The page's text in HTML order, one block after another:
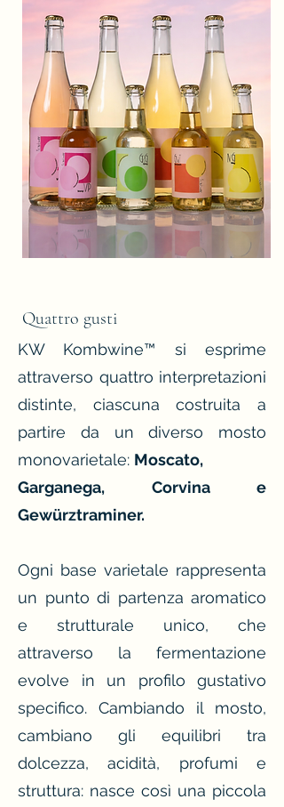
Quattro gusti
KW Kombwine™ si esprime
attraverso quattro interpretazioni
distinte, ciascuna costruita a
partire da un diverso mosto
monovarietale: Moscato,
Garganega, Corvina e
Gewürztraminer.
Ogni base varietale rappresenta
un punto di partenza aromatico
e strutturale unico, che
attraverso la fermentazione
evolve in un profilo gustativo
specifico. Cambiando il mosto,
cambiano gli equilibri tra
dolcezza, acidità, profumi e
struttura: nasce così una piccola